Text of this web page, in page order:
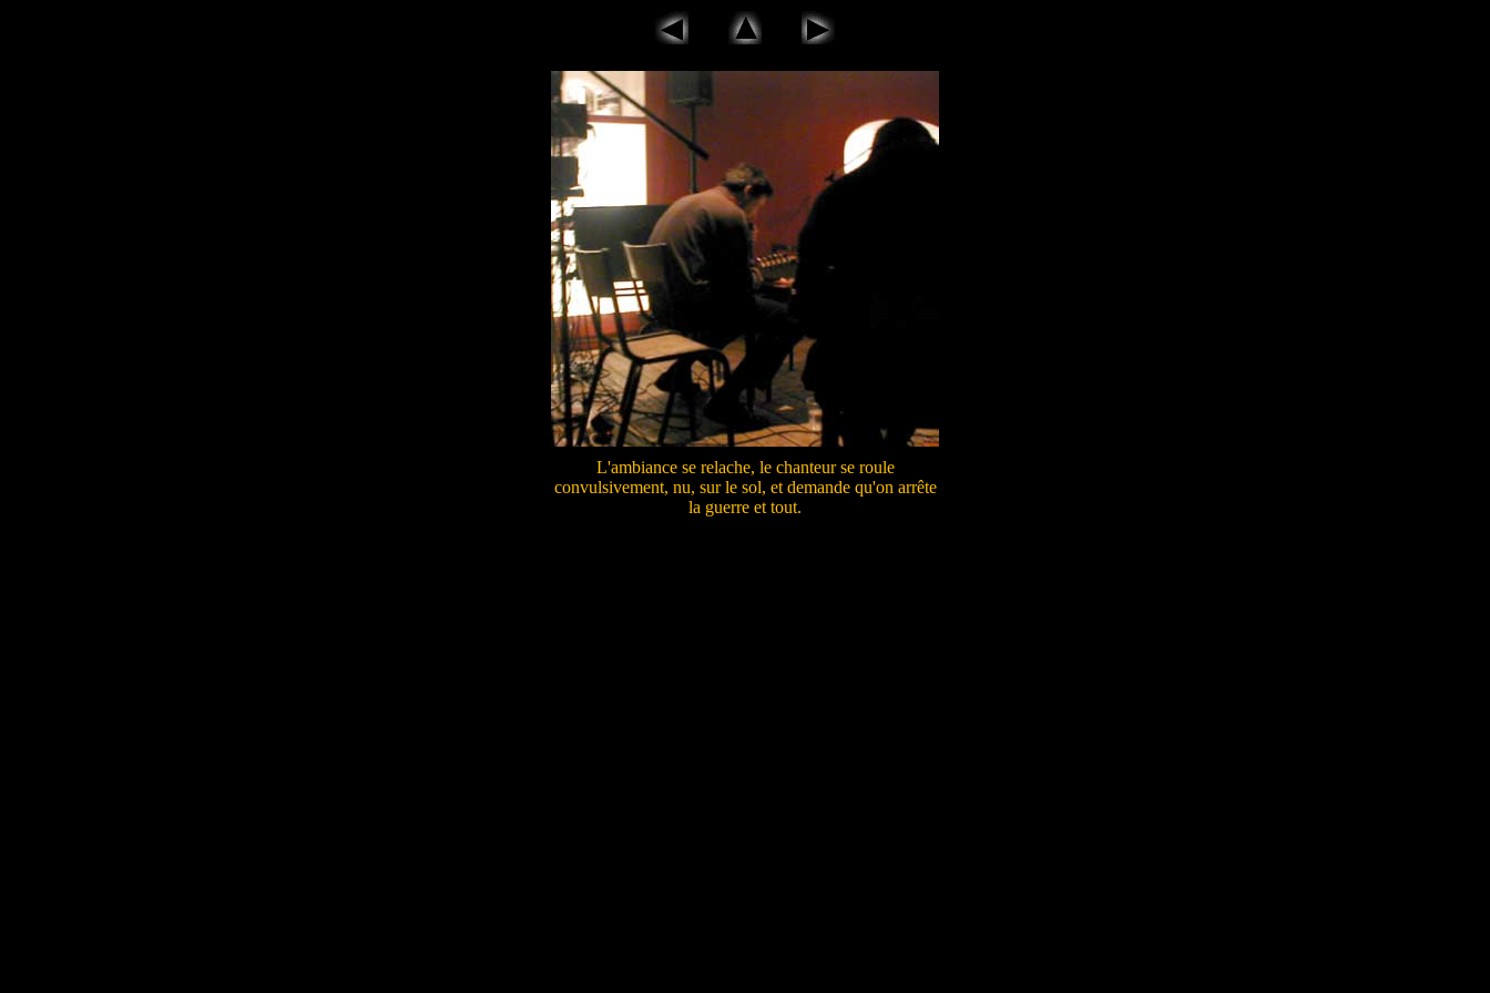
L'ambiance se relache, le chanteur se roule
convulsivement, nu, sur le sol, et demande qu'on arrête
la guerre et tout.